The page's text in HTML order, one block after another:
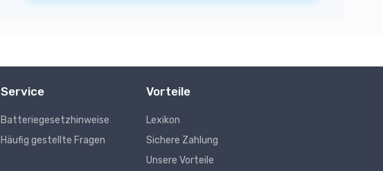
Service
Batteriegesetzhinweise
Häufig gestellte Fragen
Vorteile
Lexikon
Sichere Zahlung
Unsere Vorteile